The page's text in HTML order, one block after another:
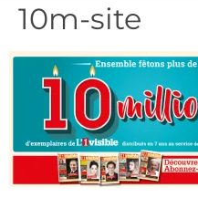
10m-site